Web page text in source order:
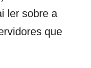
ler sobre a
que